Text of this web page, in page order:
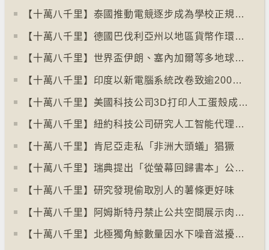
【十萬八千里】泰國推動電競逐步成為學校正規課程
【十萬八千里】德國巴伐利亞州以地區貨幣作環保金融工具
【十萬八千里】世界盃伊朗、塞內加爾等多地球迷入境美國極有可能被拒絕入境
【十萬八千里】印度以新電腦系統改卷致逾200萬考生成績或有出錯
【十萬八千里】美國科技公司3D打印人工蛋殼成功孵化小雞
【十萬八千里】紐約科技公司研究人工智能代理失控情況
【十萬八千里】肯尼亞走私「非洲大頭蟻」猖獗
【十萬八千里】瑞典提出「從螢幕回歸書本」公帑購買實體書
【十萬八千里】研究發現偷取別人的薯條更好味
【十萬八千里】阿姆斯特丹禁止公共空間展示肉類和化石燃料廣告已促進碳中和
【十萬八千里】北極獨角鯨數量因水下噪音滋擾而減少